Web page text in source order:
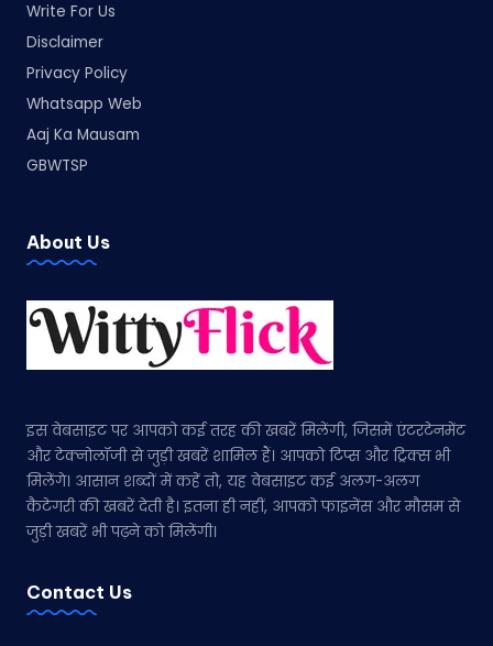
Write For Us
Disclaimer
Privacy Policy
Whatsapp Web
Aaj Ka Mausam
GBWTSP
About Us
इस वेबसाइट पर आपको कई तरह की खबरें मिलेंगी, जिसमें एंटरटेनमेंट
और टेक्नोलॉजी से जुड़ी खबरें शामिल हैं। आपको टिप्स और ट्रिक्स भी
मिलेंगे। आसान शब्दों में कहें तो, यह वेबसाइट कई अलग-अलग
कैटेगरी की खबरें देती है। इतना ही नहीं, आपको फाइनेंस और मौसम से
जुड़ी खबरें भी पढ़ने को मिलेंगी।
Contact Us